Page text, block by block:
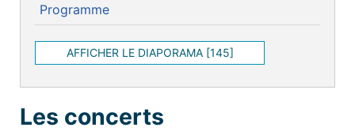
Programme
AFFICHER LE DIAPORAMA [145]
Les concerts